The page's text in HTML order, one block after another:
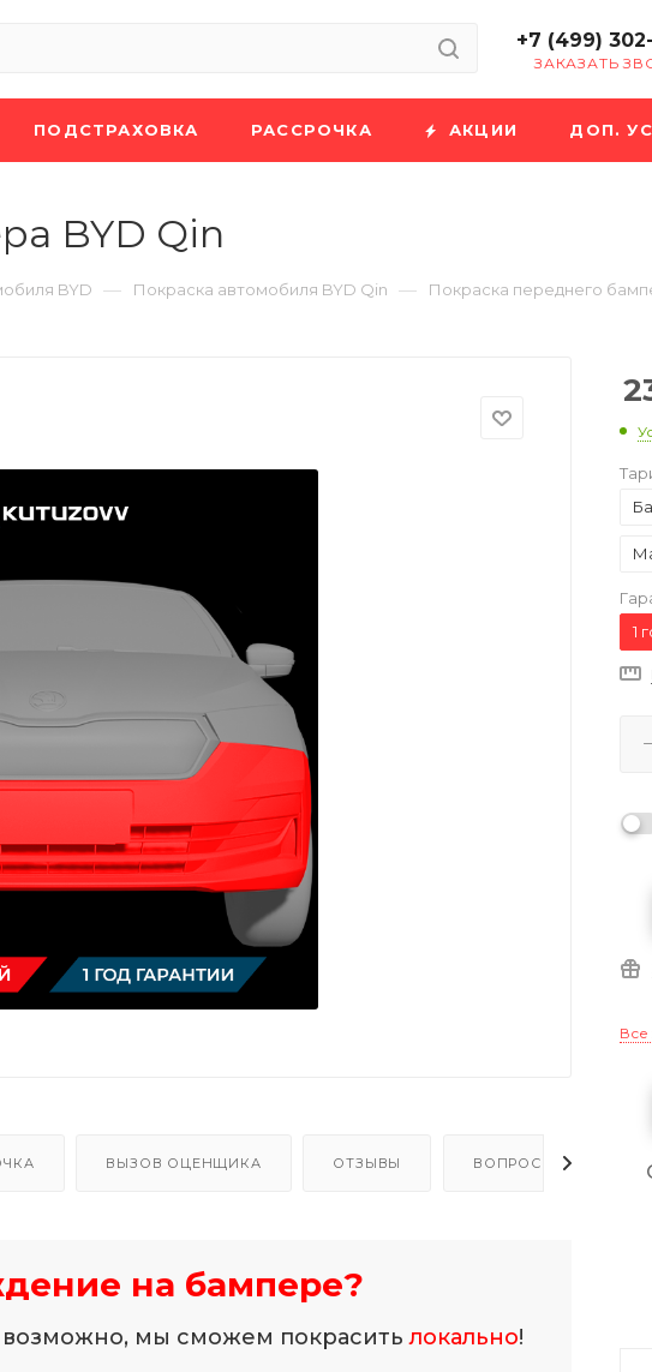
+7 (499)
ЗАКАЗАТЬ
ПОДСТРАХОВКА РАССРОЧКА АКЦИИ ДОП.
BYD Qin
BYD — Покраска автомобиля BYD Qin — Покраска переднего
ВЫЗОВ ОЦЕНЩИКА ОТЗЫВЫ ВОПРОСЫ - ОТВЕТЫ
на бампере?
возможно, мы сможем покраситьлокально!
1
Все